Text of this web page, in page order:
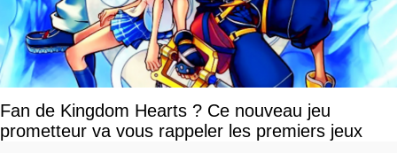
Fan de Kingdom Hearts ? Ce nouveau jeu
prometteur va vous rappeler les premiers jeux